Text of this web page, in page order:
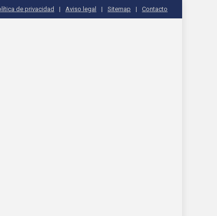
de privacidad Aviso legal Sitemap Contacto